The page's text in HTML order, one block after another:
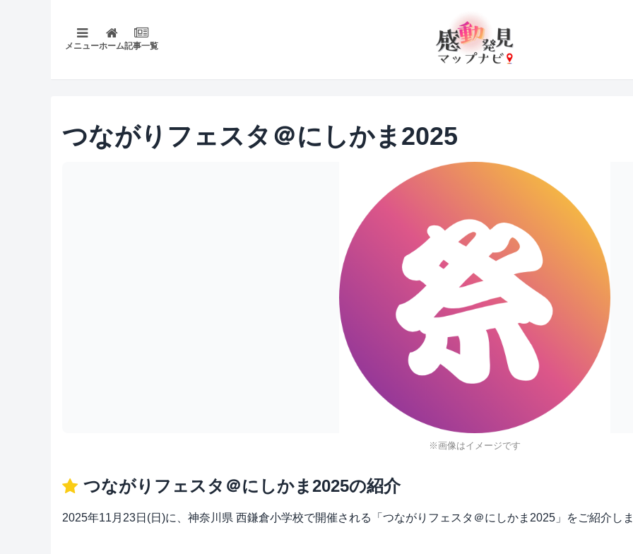
メニューホーム記事一覧
つながりフェスタ＠にしかま2025
※画像はイメージです
つながりフェスタ＠にしかま2025の紹介
2025年11月23日(日)に、神奈川県 西鎌倉小学校で開催される「つながりフェスタ＠にしかま2025」をご紹介し